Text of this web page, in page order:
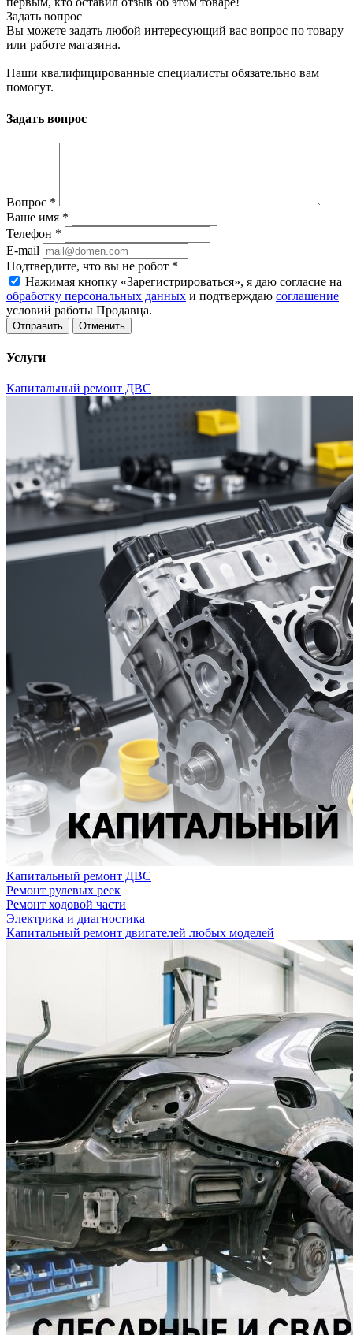
Задать вопрос
Вы можете задать любой интересующий вас вопрос по товару
или работе магазина.
Наши квалифицированные специалисты обязательно вам
помогут.
Задать вопрос
Вопрос *
Ваше имя *
Телефон *
E-mail
Подтвердите, что вы не робот *
Нажимая кнопку «Зарегистрироваться», я даю согласие на
обработку персональных данных и подтверждаю соглашение
условий работы Продавца.
Отменить
Услуги
Капитальный ремонт ДВС
Капитальный ремонт ДВС
Ремонт рулевых реек
Ремонт ходовой части
Электрика и диагностика
Капитальный ремонт двигателей любых моделей